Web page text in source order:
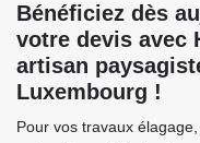
Bénéficiez dès
votre devis avec
artisan
Luxembourg !
Pour vos travaux